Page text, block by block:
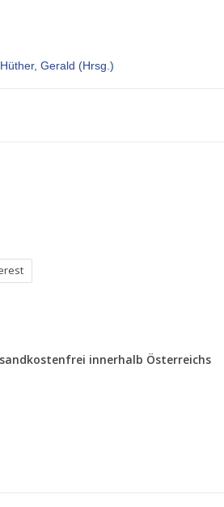
Gerald (Hrsg.)
innerhalb Österreichs